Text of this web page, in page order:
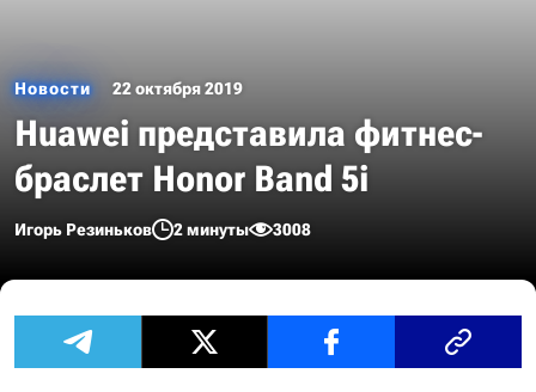
Новости 22 октября 2019
Huawei представила фитнес-
браслет Honor Band 5i
Игорь Резиньков 2 минуты 3008